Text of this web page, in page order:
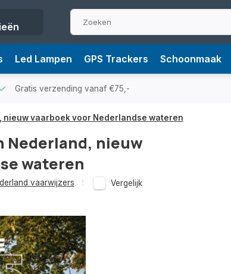
Led Lampen GPS Trackers Schoonmaak
Gratis verzending vanaf €75,-
nieuw vaarboek voor Nederlandse wateren
Nederland, nieuw
wateren
vaarwijzers Vergelijk